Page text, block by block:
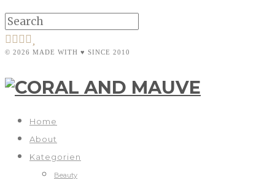
© 2026 MADE WITH ♥ SINCE 2010
Home
About
Kategorien
Beauty